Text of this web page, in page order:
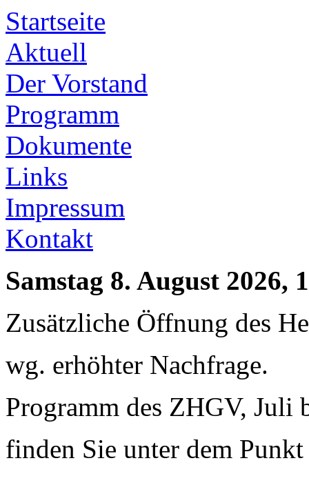
Startseite
Aktuell
Der Vorstand
Programm
Dokumente
Links
Impressum
Kontakt
Samstag 8. August 2026,
Zusätzliche Öffnung des
wg. erhöhter Nachfrage.
Programm des ZHGV, Juli
finden Sie unter dem